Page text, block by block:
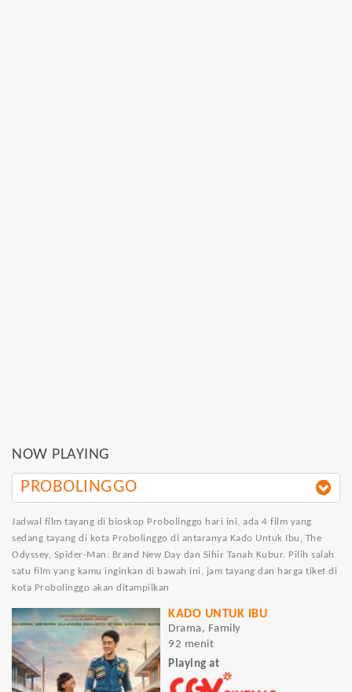
NOW PLAYING
PROBOLINGGO
Jadwal film tayang di bioskop Probolinggo hari ini, ada 4 film yang
sedang tayang di kota Probolinggo di antaranya Kado Untuk Ibu, The
Odyssey, Spider-Man: Brand New Day dan Sihir Tanah Kubur. Pilih salah
satu film yang kamu inginkan di bawah ini, jam tayang dan harga tiket di
kota Probolinggo akan ditampilkan
KADO UNTUK IBU
Drama, Family
92 menit
Playing at